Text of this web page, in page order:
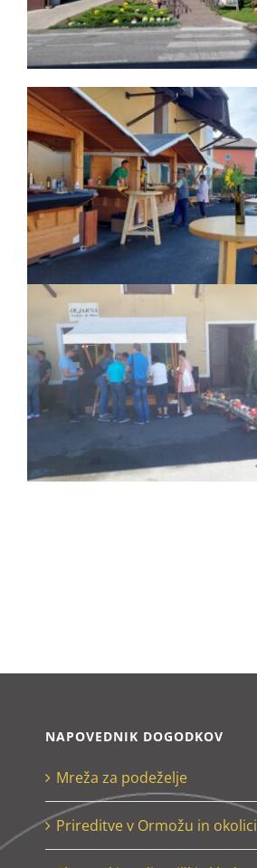
NAPOVEDNIK DOGODKOV
Mreža za podeželje
Prireditve v Ormožu in okolici